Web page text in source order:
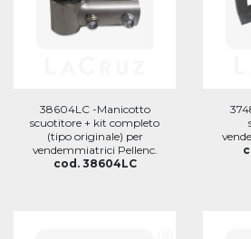
38604LC -Manicotto
scuotitore + kit completo
(tipo originale) per
vendemmiatrici Pellenc.
cod. 38604LC